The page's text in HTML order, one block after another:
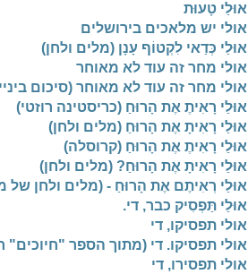
אוּלַי טָעוּת
אולי יש מלאכים בירושלים
אוּלַי כְּדַאי לִקְטוֹף עָנָן (מלים ולחן)
אולי מחר זה עוד לא מאוחר
אולי מחר זה עוד לא מאוחר (סיכום
אוּלַי רָאִיתֶ אֶת הָרוּחַ (כריסטינה רוזטי)
אוּלַי רָאִיתָ אֶת הָרוּחַ (מלים ולחן)
אוּלַי רָאִיתֶ אֶת הָרוּחַ (קרוסלה)
אוּלַי רָאִיתָ אֶת הָרוּחַ? (מלים ולחן)
אוּלַי רְאִיתֶם אֶת הָרוּחַ - (מלים ולחן של
אוּלַי תַּפְסִיק כבר, די.
אולי תפסיקו, די
אולי תפסיקו. די (מתוך הספר
אולי תפסירו, די